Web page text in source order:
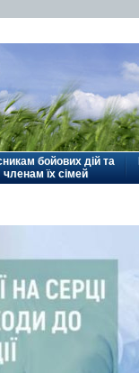
бойових дій та
членам їх сімей